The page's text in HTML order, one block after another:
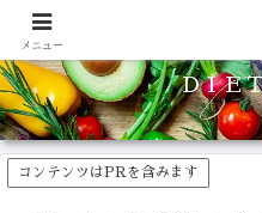
食品のカロリーや糖質などの
ＤＩＥ
コンテンツはPRを含みます
メニュー